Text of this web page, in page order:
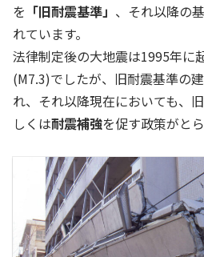
を 「旧耐震基準」 、それ以降の
れています。
法律制定後の大地震は1995年に
(M7.3)でしたが、旧耐震基準の
れ、それ以降現在においても、
しくは耐震補強を促す政策がと